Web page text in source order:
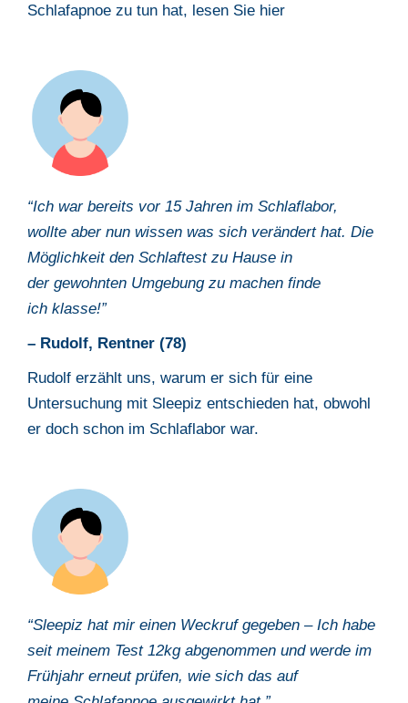
Schlafapnoe zu tun hat, lesen Sie hier
“Ich war bereits vor 15 Jahren im Schlaflabor,
wollte aber nun wissen was sich verändert hat. Die
Möglichkeit den Schlaftest zu Hause in
der gewohnten Umgebung zu machen finde
ich klasse!”
– Rudolf, Rentner (78)
Rudolf erzählt uns, warum er sich für eine
Untersuchung mit Sleepiz entschieden hat, obwohl
er doch schon im Schlaflabor war.
“Sleepiz hat mir einen Weckruf gegeben – Ich habe
seit meinem Test 12kg abgenommen und werde im
Frühjahr erneut prüfen, wie sich das auf